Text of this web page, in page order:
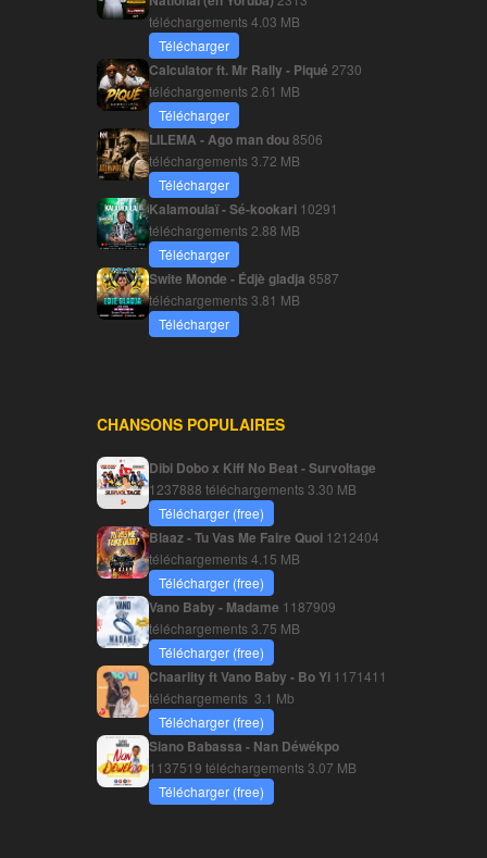
téléchargements4.03 MB
Télécharger
Calculator ft. Mr Rally - Piqué 2730
téléchargements 2.61 MB
Télécharger
LILEMA - Ago man dou8506
téléchargements3.72 MB
Télécharger
Kalamoulaï - Sé-kookari 10291
téléchargements 2.88 MB
Télécharger
Swite Monde - Édjè gladja 8587
téléchargements3.81 MB
Télécharger
CHANSONS POPULAIRES
Dibi Dobo x Kiff No Beat - Survoltage
1237888 téléchargements3.30 MB
Télécharger (free)
Blaaz - Tu Vas Me Faire Quoi 1212404
téléchargements4.15 MB
Télécharger (free)
Vano Baby - Madame 1187909
téléchargements3.75 MB
Télécharger (free)
Chaarlity ft Vano Baby - Bo Yi 1171411
téléchargements 3.1 Mb
Télécharger (free)
Siano Babassa - Nan Déwékpo
1137519 téléchargements3.07 MB
Télécharger (free)